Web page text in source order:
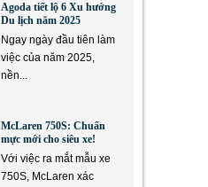
Agoda tiết lộ 6 Xu hướng
Du lịch năm 2025
Ngay ngày đầu tiên làm
việc của năm 2025,
nền...
McLaren 750S: Chuẩn
mực mới cho siêu xe!
Với việc ra mắt mẫu xe
750S, McLaren xác